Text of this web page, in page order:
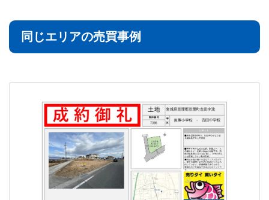
同じエリアの売買事例